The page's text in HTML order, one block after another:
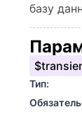
базу
Тип: